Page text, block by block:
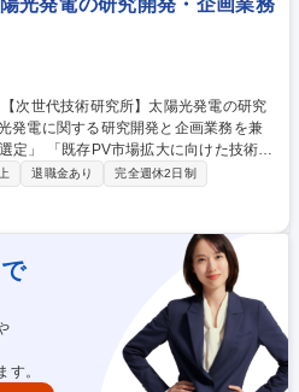
ご経験が活かせます！ 募集職種 Y
ワーソースに関する排ガス法規対応
光発電の研究開発・企画業務
定」 「既存PV市場拡大に向けた技術開
具体的には太陽光発電の市場調査（3
上の課題特定・質の高度化、解決策の
よる性能確認などの計画から実行ま
退職金あり
完全週休2日制
す。